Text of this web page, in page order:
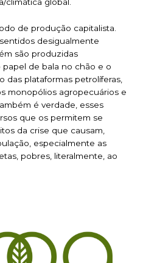
de produção capitalista.
desigualmente
são produzidas
de bala no chão e o
das plataformas petrolíferas,
monopólios agropecuários e
é verdade, esses
que os permitem se
da crise que causam,
especialmente as
pobres, literalmente, ao